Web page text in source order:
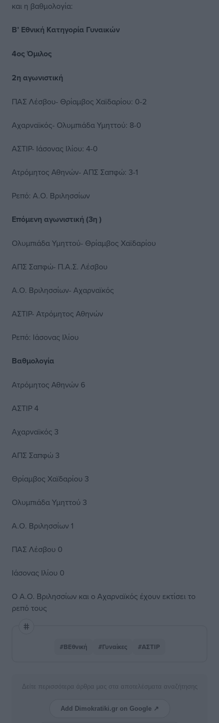
και η βαθμολογία:
Β’ Εθνική Κατηγορία Γυναικών
4ος Όμιλος
2η αγωνιστική
ΠΑΣ Λέσβου- Θρίαμβος Χαϊδαρίου: 0-2
Αχαρναϊκός- Ολυμπιάδα Υμηττού: 8-0
ΑΣΤΙΡ- Ιάσονας Ιλίου: 4-0
Ατρόμητος Αθηνών- ΑΠΣ Σαπφώ: 3-1
Ρεπό: Α.Ο. Βριλησσίων
Επόμενη αγωνιστική (3η )
Ολυμπιάδα Υμηττού- Θρίαμβος Χαϊδαρίου
ΑΠΣ Σαπφώ- Π.Α.Σ. Λέσβου
Α.Ο. Βριλησσίων- Αχαρναϊκός
ΑΣΤΙΡ- Ατρόμητος Αθηνών
Ρεπό: Ιάσονας Ιλίου
Βαθμολογία
Ατρόμητος Αθηνών 6
ΑΣΤΙΡ 4
Αχαρναϊκός 3
ΑΠΣ Σαπφώ 3
Θρίαμβος Χαϊδαρίου 3
Ολυμπιάδα Υμηττού 3
Α.Ο. Βριλησσίων 1
ΠΑΣ Λέσβου 0
Ιάσονας Ιλίου 0
Ο Α.Ο. Βριλησσίων και ο Αχαρναϊκός έχουν εκτίσει το
ρεπό τους
#ΒΕθνική #Γυναίκες #ΑΣΤΙΡ
Δείτε περισσότερα άρθρα μας στα αποτελέσματα αναζήτησης
Add Dimokratiki.gr on Google ↗